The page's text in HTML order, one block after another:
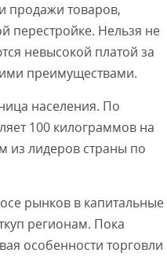
продажи товаров,
перестройке. Нельзя не
невысокой платой за
преимуществами.
населения. По
100 килограммов на
из лидеров страны по
рынков в капитальные
регионам. Пока
особенности торговли